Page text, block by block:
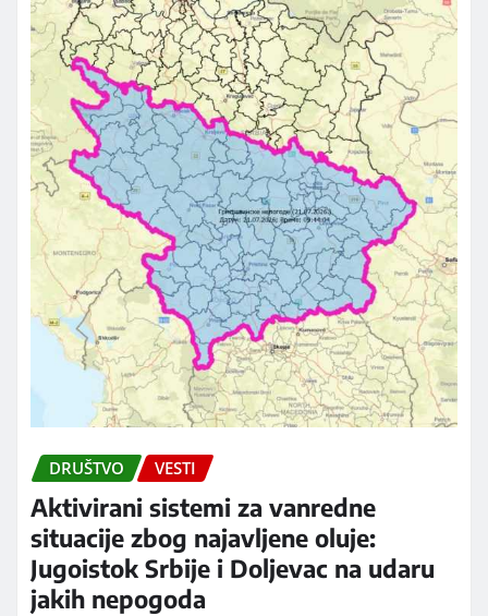
DRUŠTVO VESTI
Aktivirani sistemi za vanredne
situacije zbog najavljene oluje:
Jugoistok Srbije i Doljevac na udaru
jakih nepogoda